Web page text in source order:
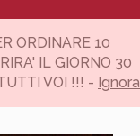
ORDINARE 10
IL GIORNO 30
VOI !!! - Ignora